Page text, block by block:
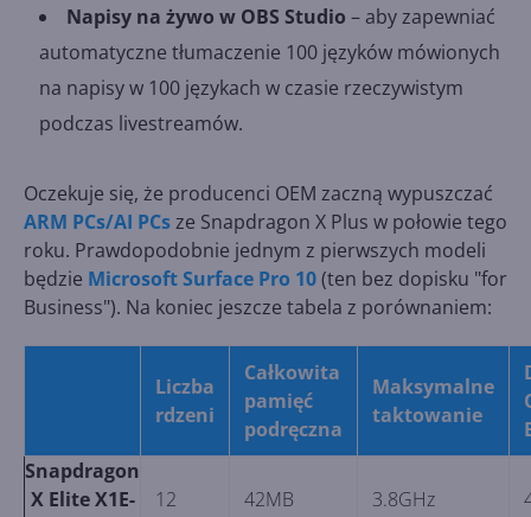
Napisy na żywo w OBS Studio – aby zapewniać
automatyczne tłumaczenie 100 języków mówionych
na napisy w 100 językach w czasie rzeczywistym
podczas livestreamów.
Oczekuje się, że producenci OEM zaczną wypuszczać
ARM PCs/AI PCsze Snapdragon X Plus w połowie tego
roku. Prawdopodobnie jednym z pierwszych modeli
będzie Microsoft Surface Pro 10(ten bez dopisku "for
Business"). Na koniec jeszcze tabela z porównaniem:
Liczba
rdzeni
Całkowita
pamięć
podręczna
Maksymalne
taktowanie
Snapdragon
X Elite X1E-
12 42MB 3.8GHz